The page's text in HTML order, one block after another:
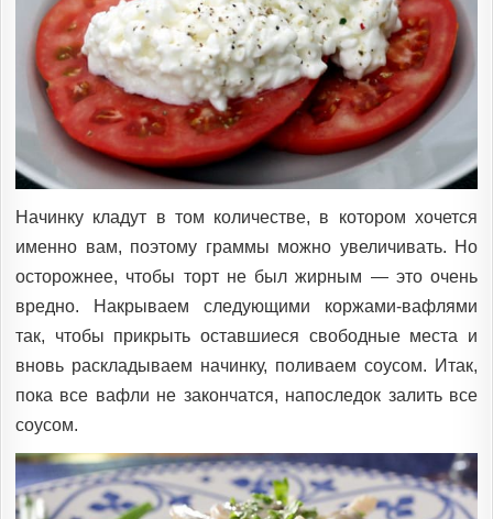
Начинку кладут в том количестве, в котором хочется
именно вам, поэтому граммы можно увеличивать. Но
осторожнее, чтобы торт не был жирным — это очень
вредно. Накрываем следующими коржами-вафлями
так, чтобы прикрыть оставшиеся свободные места и
вновь раскладываем начинку, поливаем соусом. Итак,
пока все вафли не закончатся, напоследок залить все
соусом.